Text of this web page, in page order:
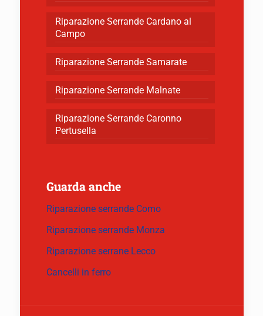
Riparazione Serrande Cardano al
Campo
Riparazione Serrande Samarate
Riparazione Serrande Malnate
Riparazione Serrande Caronno
Pertusella
Guarda anche
Riparazione serrande Como
Riparazione serrande Monza
Riparazione serrane Lecco
Cancelli in ferro